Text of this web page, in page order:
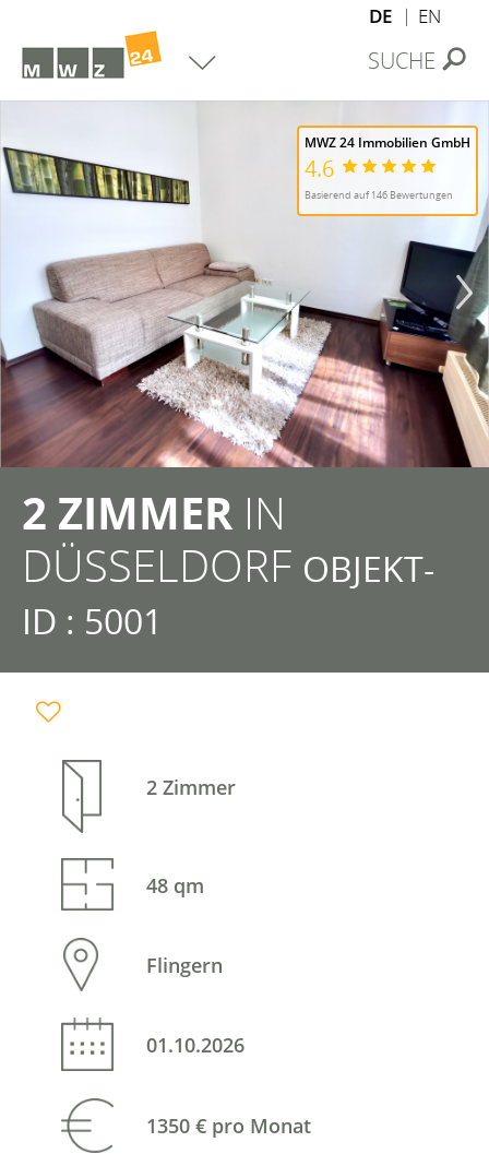
SUCHE
DE EN
MWZ 24 Immobilien GmbH
4.6
Basierend auf 146 Bewertungen
2 ZIMMER IN
DÜSSELDORF OBJEKT-
ID : 5001
2 Zimmer
48 qm
Flingern
01.10.2026
1350 € pro Monat